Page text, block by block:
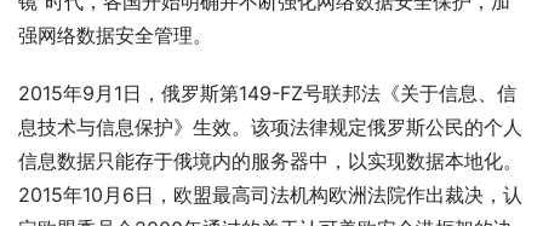
强网络数据安全管理。
2015年9月1日，俄罗斯第149-FZ号联邦法《关于信息、信
息技术与信息保护》生效。该项法律规定俄罗斯公民的个人
信息数据只能存于俄境内的服务器中，以实现数据本地化。
2015年10月6日，欧盟最高司法机构欧洲法院作出裁决，认